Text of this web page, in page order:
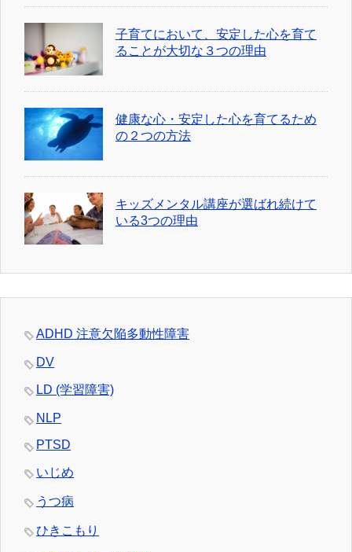
子育てにおいて、安定した心を育て
ることが大切な３つの理由
健康な心・安定した心を育てるため
の２つの方法
キッズメンタル講座が選ばれ続けて
いる3つの理由
ADHD 注意欠陥多動性障害
DV
LD (学習障害)
NLP
PTSD
いじめ
うつ病
ひきこもり